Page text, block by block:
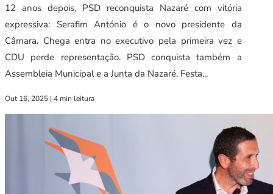
12 anos depois, PSD reconquista Nazaré com vitória
expressiva: Serafim António é o novo presidente da
Câmara. Chega entra no executivo pela primeira vez e
CDU perde representação. PSD conquista também a
Assembleia Municipal e a Junta da Nazaré. Festa...
Out 16, 2025 | 4 min leitura